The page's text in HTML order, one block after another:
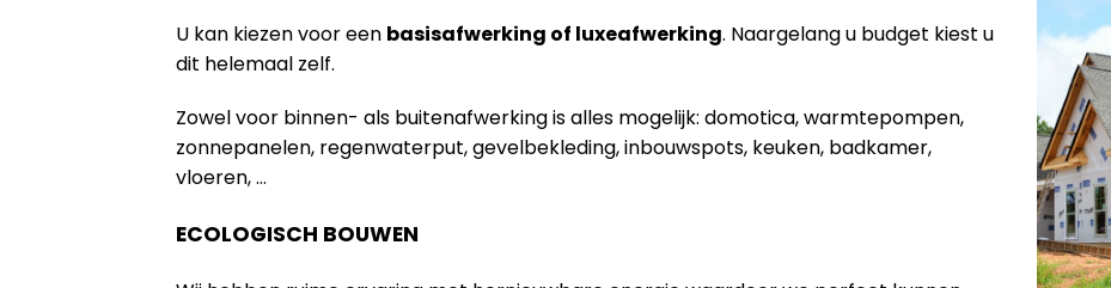
U kan kiezen voor een basisafwerking of luxeafwerking. Naargelang u budget kiest u
dit helemaal zelf.
Zowel voor binnen- als buitenafwerking is alles mogelijk: domotica, warmtepompen,
zonnepanelen, regenwaterput, gevelbekleding, inbouwspots, keuken, badkamer,
vloeren, …
ECOLOGISCH BOUWEN